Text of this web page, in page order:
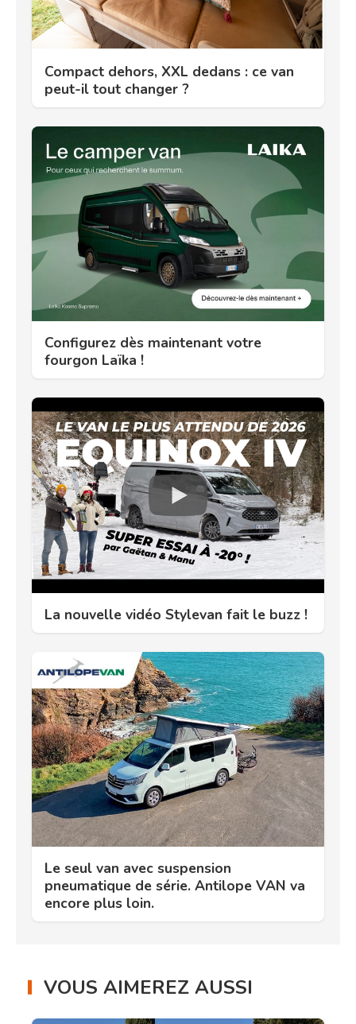
Compact dehors, XXL dedans : ce van
peut-il tout changer ?
Configurez dès maintenant votre
fourgon Laïka !
La nouvelle vidéo Stylevan fait le buzz !
Le seul van avec suspension
pneumatique de série. Antilope VAN va
encore plus loin.
VOUS AIMEREZ AUSSI